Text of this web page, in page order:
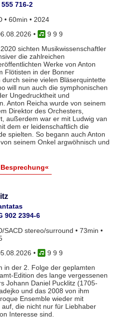
716-2
• 60min • 2024
•
9 9 9
sichten Musikwissenschaftler
die zahlreichen
Werke von Anton
Flötisten in der Bonner
seine vielen Bläserquintette
will nun auch die symphonischen
Ungedrucktheit und
Anton Reicha wurde von seinem
Direktor des Orchesters,
außerdem war er mit Ludwig van
dem er leidenschaftlich die
spielten. So begann auch Anton
seinem Onkel argwöhnisch und
902 2394-6
SACD stereo/surround • 73min •
•
9 9 9
in der 2. Folge der geplamten
Edition des lange vergessenen
Johann Daniel Pucklitz (1705-
und das 2008 von ihm
Ensemble wieder mit
die nicht nur für Liebhaber
Interesse sind.